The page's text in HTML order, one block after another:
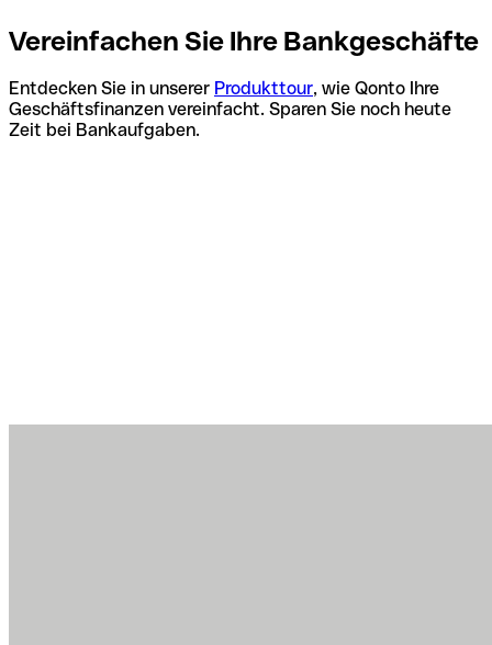
Vereinfachen Sie Ihre Bankgeschäfte
Entdecken Sie in unserer Produkttour, wie Qonto Ihre
Geschäftsfinanzen vereinfacht. Sparen Sie noch heute
Zeit bei Bankaufgaben.